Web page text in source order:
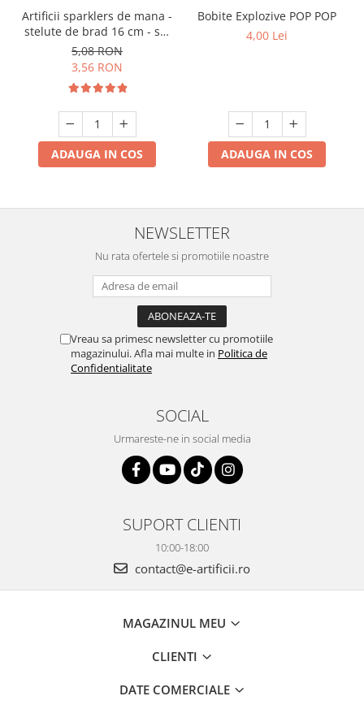
Artificii sparklers de mana -
stelute de brad 16 cm - set
10 buc
5,08 RON
3,56 RON
ADAUGA IN COS
Bobite Explozive POP POP
4,00 Lei
ADAUGA IN COS
NEWSLETTER
Nu rata ofertele si promotiile noastre
Vreau sa primesc newsletter cu promotiile
magazinului. Afla mai multe in Politica de
Confidentialitate
SOCIAL
Urmareste-ne in social media
SUPORT CLIENTI
10:00-18:00
contact@e-artificii.ro
MAGAZINUL MEU
CLIENTI
DATE COMERCIALE